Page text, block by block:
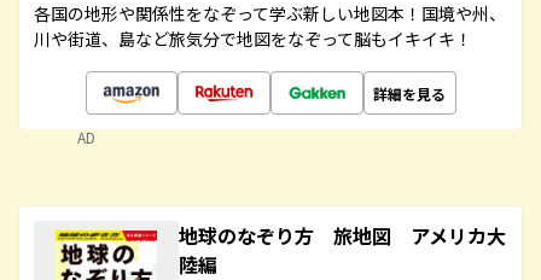
各国の地形や関係性をなぞって学ぶ新しい地図本！国境や州、
川や街道、島など旅気分で地図をなぞって脳もイキイキ！
詳細を見る
AD
地球のなぞり方 旅地図 アメリカ大
陸編